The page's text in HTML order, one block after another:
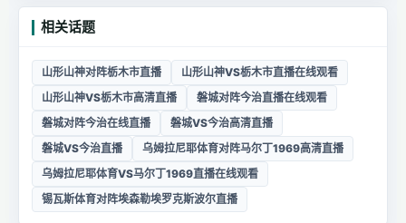
相关话题
山形山神对阵栃木市直播
山形山神VS栃木市直播在线观看
山形山神VS栃木市高清直播
磐城对阵今治直播在线观看
磐城对阵今治在线直播
磐城VS今治高清直播
磐城VS今治直播
乌姆拉尼耶体育对阵马尔丁1969高清直播
乌姆拉尼耶体育VS马尔丁1969直播在线观看
锡瓦斯体育对阵埃森勒埃罗克斯波尔直播